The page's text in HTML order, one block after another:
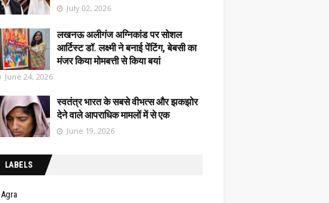
July 02, 2026
लखनऊ अलीगंज अग्निकांड पर सोशल
आर्टिस्ट डॉ. लक्ष्मी ने बनाई पेंटिंग, बेबसी का
मंजर किया मोमबत्ती से किया बयां
June 24, 2026
स्वतंत्र भारत के सबसे वीभत्स और झकझोर
देने वाले आपराधिक मामलों में से एक
June 19, 2026
LABELS
Agra